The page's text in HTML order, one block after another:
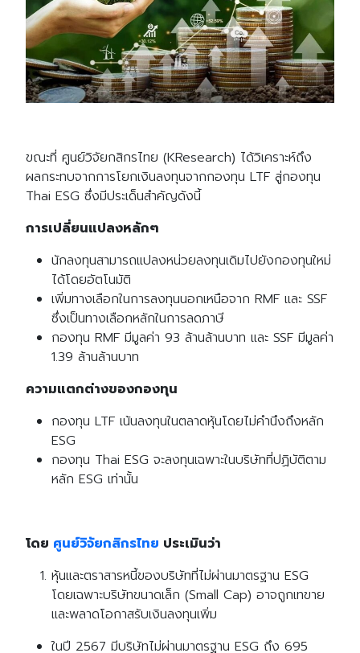
ขณะที่ ศูนย์วิจัยกสิกรไทย (KResearch) ได้วิเคราะห์ถึง
ผลกระทบจากการโยกเงินลงทุนจากกองทุน LTF สู่กองทุน
Thai ESG ซึ่งมีประเด็นสำคัญดังนี้
การเปลี่ยนแปลงหลักๆ
นักลงทุนสามารถแปลงหน่วยลงทุนเดิมไปยังกองทุนใหม่
ได้โดยอัตโนมัติ
เพิ่มทางเลือกในการลงทุนนอกเหนือจาก RMF และ SSF
ซึ่งเป็นทางเลือกหลักในการลดภาษี
กองทุน RMF มีมูลค่า 93 ล้านล้านบาท และ SSF มีมูลค่า
1.39 ล้านล้านบาท
ความแตกต่างของกองทุน
กองทุน LTF เน้นลงทุนในตลาดหุ้นโดยไม่คำนึงถึงหลัก
ESG
กองทุน Thai ESG จะลงทุนเฉพาะในบริษัทที่ปฏิบัติตาม
หลัก ESG เท่านั้น
โดย ศูนย์วิจัยกสิกรไทย ประเมินว่า
หุ้นและตราสารหนี้ของบริษัทที่ไม่ผ่านมาตรฐาน ESG
โดยเฉพาะบริษัทขนาดเล็ก (Small Cap) อาจถูกเทขาย
และพลาดโอกาสรับเงินลงทุนเพิ่ม
ในปี 2567 มีบริษัทไม่ผ่านมาตรฐาน ESG ถึง 695